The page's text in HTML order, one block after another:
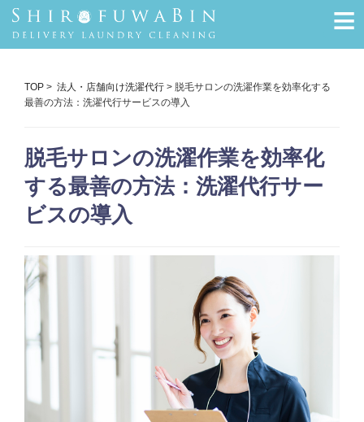
≡
TOP > 法人・店舗向け洗濯代行 > 脱毛サロンの洗濯作業を効率化する
最善の方法：洗濯代行サービスの導入
脱毛サロンの洗濯作業を効率化
する最善の方法：洗濯代行サー
ビスの導入